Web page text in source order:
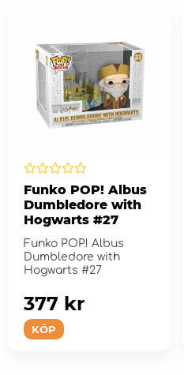
Funko POP! Albus
Dumbledore with
Hogwarts #27
Funko POP! Albus
Dumbledore with
Hogwarts #27
KÖP
377 kr